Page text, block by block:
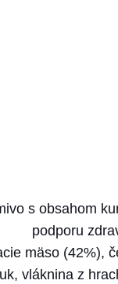
s obsahom
podporu
mäso (42%),
vláknina z